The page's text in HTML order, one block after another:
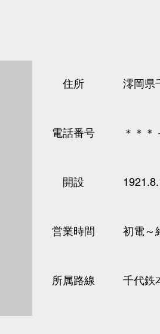
​住所 澪岡県
​電話番号 ＊＊＊
​開設
営業時間 初電～
所属路線 千代鉄